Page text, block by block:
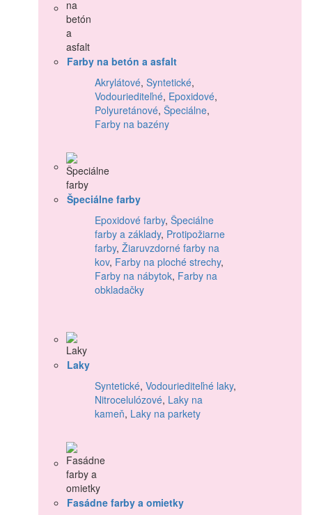
Farby na betón a asfalt
Akrylátové, Syntetické,
Vodouriediteľné, Epoxidové,
Polyuretánové, Špeciálne,
Farby na bazény
Špeciálne farby
Epoxidové farby, Špeciálne
farby a základy, Protipožiarne
farby, Žiaruvzdorné farby na
kov, Farby na ploché strechy,
Farby na nábytok, Farby na
obkladačky
Laky
Syntetické, Vodouriediteľné laky,
Nitrocelulózové, Laky na
kameň, Laky na parkety
Fasádne farby a omietky